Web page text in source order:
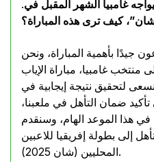
.غامبيا الشهر المقبل في
كيف ترى هذه المباراة؟
جيدًا بأهمية المباراة، ونحن
غامبيا، مباراة الإياب
لتحقيق نتيجة إيجابية في
ضمان التأهل في ملعبنا،
هذا الموعد الهام، وسنقدم
إلى بطولة إفريقيا للاعبين
المحليين (شان 2025).